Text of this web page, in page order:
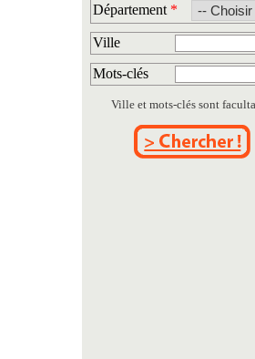
Département *
Ville
Mots-clés
Ville et mots-clés sont